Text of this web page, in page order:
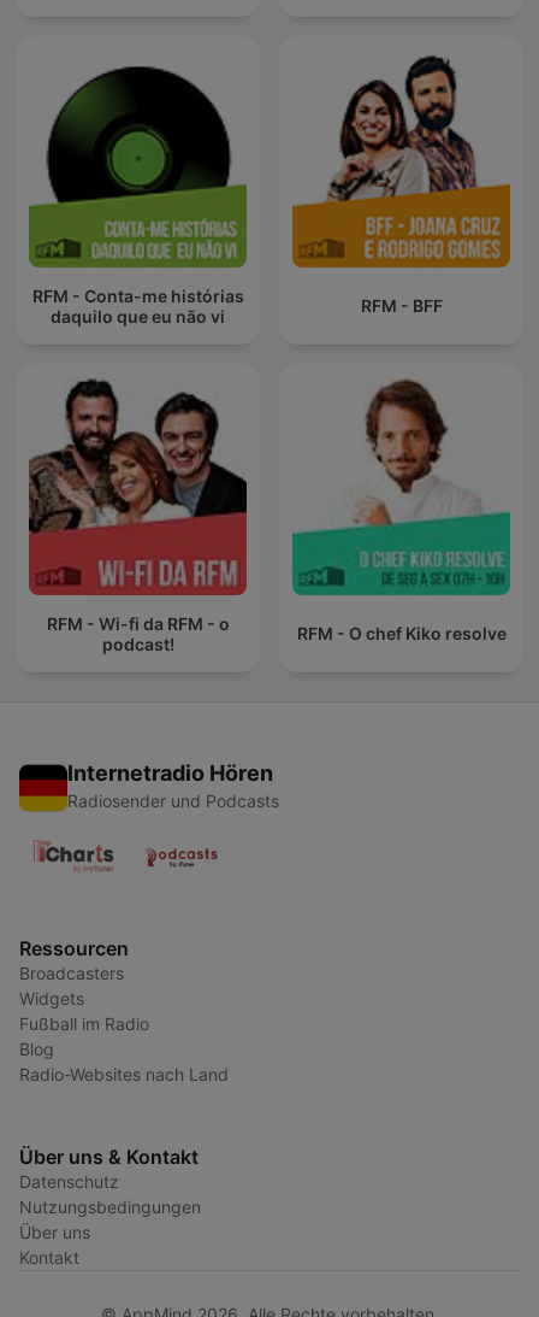
RFM - Conta-me histórias
daquilo que eu não vi
RFM - BFF
RFM - Wi-fi da RFM - o
podcast!
RFM - O chef Kiko resolve
Internetradio Hören
Radiosender und Podcasts
Ressourcen
Broadcasters
Widgets
Fußball im Radio
Blog
Radio-Websites nach Land
Über uns & Kontakt
Datenschutz
Nutzungsbedingungen
Über uns
Kontakt